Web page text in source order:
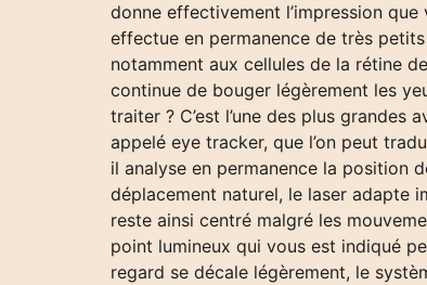
donne effectivement l’impression
effectue en permanence de très
notamment aux cellules de la rétine
continue de bouger légèrement les
traiter ? C’est l’une des plus grandes
appelé eye tracker, que l’on peut
il analyse en permanence la
déplacement naturel, le laser adapte
reste ainsi centré malgré les
point lumineux qui vous est indiqué
regard se décale légèrement, le